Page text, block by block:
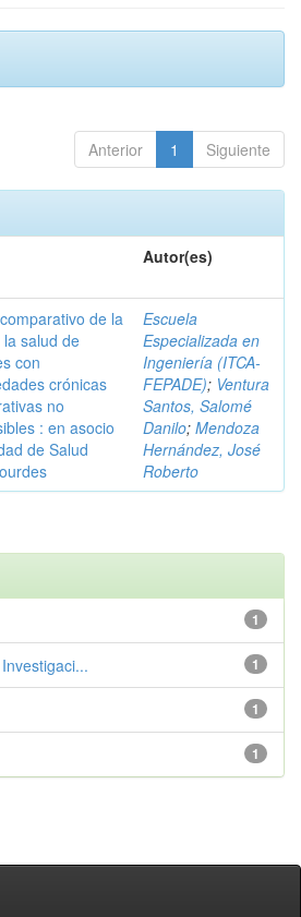
Anterior 1 Siguiente
Autor(es)
de la
salud de
con
crónicas
no
: en asocio
de Salud
Escuela
Especializada en
Ingeniería (ITCA-
FEPADE); Ventura
Santos, Salomé
Danilo; Mendoza
Hernández, José
Roberto
1
1
1
1